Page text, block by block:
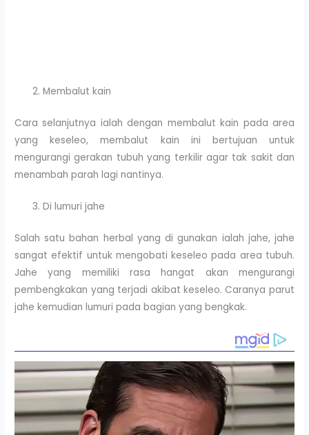
Membalut kain
Cara selanjutnya ialah dengan membalut kain pada area
yang keseleo, membalut kain ini bertujuan untuk
mengurangi gerakan tubuh yang terkilir agar tak sakit dan
menambah parah lagi nantinya.
Di lumuri jahe
Salah satu bahan herbal yang di gunakan ialah jahe, jahe
sangat efektif untuk mengobati keseleo pada area tubuh.
Jahe yang memiliki rasa hangat akan mengurangi
pembengkakan yang terjadi akibat keseleo. Caranya parut
jahe kemudian lumuri pada bagian yang bengkak.